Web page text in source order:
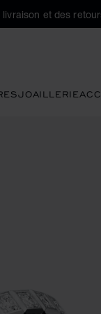
livraison et des
JOAILLERIE